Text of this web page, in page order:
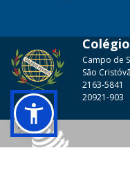
Campo de
São
2163-5841
20921-903